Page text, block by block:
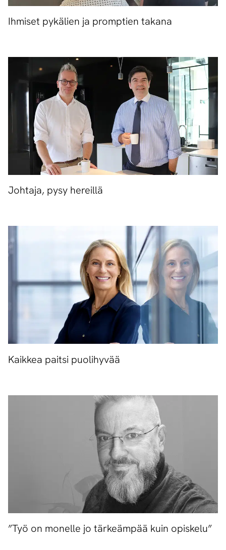
Ihmiset pykälien ja promptien takana
Johtaja, pysy hereillä
Kaikkea paitsi puolihyvää
”Työ on monelle jo tärkeämpää kuin opiskelu”